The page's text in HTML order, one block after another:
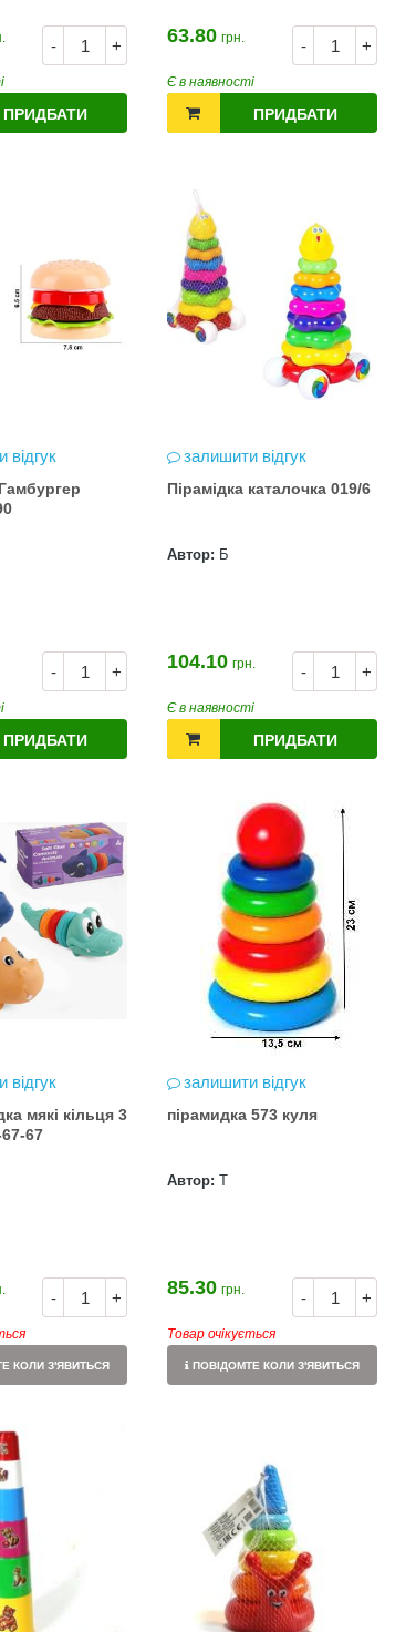
- +
ПРИДБАТИ
- +
63.80 грн.
Є в наявності
ПРИДБАТИ
відгук
- +
ПРИДБАТИ
залишити відгук
Пірамідка каталочка 019/6
Автор: Б
- +
104.10 грн.
Є в наявності
ПРИДБАТИ
відгук
мякі кільця 3
67
- +
КОЛИ З'ЯВИТЬСЯ
залишити відгук
пірамидка 573 куля
Автор: Т
- +
85.30 грн.
Товар очікується
ПОВІДОМТЕ КОЛИ З'ЯВИТЬСЯ